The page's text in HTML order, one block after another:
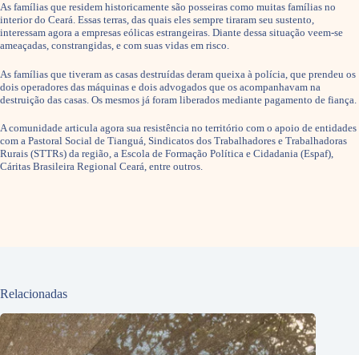
As famílias que residem historicamente são posseiras como muitas famílias no
interior do Ceará. Essas terras, das quais eles sempre tiraram seu sustento,
interessam agora a empresas eólicas estrangeiras. Diante dessa situação veem-se
ameaçadas, constrangidas, e com suas vidas em risco.
As famílias que tiveram as casas destruídas deram queixa à polícia, que prendeu os
dois operadores das máquinas e dois advogados que os acompanhavam na
destruição das casas. Os mesmos já foram liberados mediante pagamento de fiança.
A comunidade articula agora sua resistência no território com o apoio de entidades
com a Pastoral Social de Tianguá, Sindicatos dos Trabalhadores e Trabalhadoras
Rurais (STTRs) da região, a Escola de Formação Política e Cidadania (Espaf),
Cáritas Brasileira Regional Ceará, entre outros.
Relacionadas